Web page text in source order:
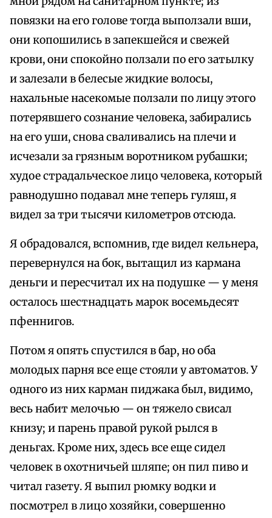
повязки на его голове тогда выползали вши,
они копошились в запекшейся и свежей
крови, они спокойно ползали по его затылку
и залезали в белесые жидкие волосы,
нахальные насекомые ползали по лицу этого
потерявшего сознание человека, забирались
на его уши, снова сваливались на плечи и
исчезали за грязным воротником рубашки;
худое страдальческое лицо человека, который
равнодушно подавал мне теперь гуляш, я
видел за три тысячи километров отсюда.
Я обрадовался, вспомнив, где видел кельнера,
перевернулся на бок, вытащил из кармана
деньги и пересчитал их на подушке — у меня
осталось шестнадцать марок восемьдесят
пфеннигов.
Потом я опять спустился в бар, но оба
молодых парня все еще стояли у автоматов. У
одного из них карман пиджака был, видимо,
весь набит мелочью — он тяжело свисал
книзу; и парень правой рукой рылся в
деньгах. Кроме них, здесь все еще сидел
человек в охотничьей шляпе; он пил пиво и
читал газету. Я выпил рюмку водки и
посмотрел в лицо хозяйки, совершенно